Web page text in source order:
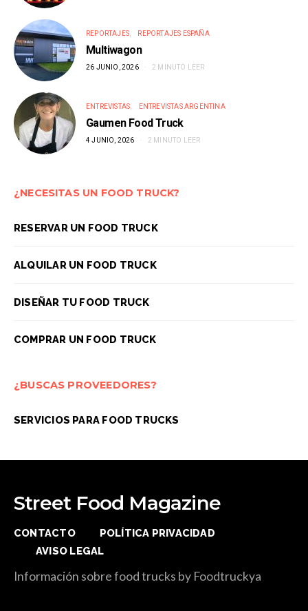
REPORTAJES REPORTAJES ESPAÑA
Multiwagon
26 JUNIO, 2026 2 MINUTO LEER
ENTREVISTAS ENTREVISTAS ARGENTINA
Gaumen Food Truck
4 JUNIO, 2026 2 MINUTO LEER
¿NECESITAS UN FOOD TRUCK?
RESERVAR UN FOOD TRUCK
ALQUILAR UN FOOD TRUCK
DISEÑAR TU FOOD TRUCK
COMPRAR UN FOOD TRUCK
¿BUSCAS PROVEEDORES?
SERVICIOS PARA FOOD TRUCKS
Street Food Magazine
CONTACTO
POLÍTICA PRIVACIDAD
AVISO LEGAL
Información sobre food trucks by Foodtruckya